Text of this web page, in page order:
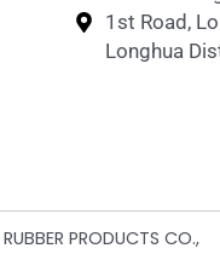
1st Road,
Longhua
PRODUCTS CO.,